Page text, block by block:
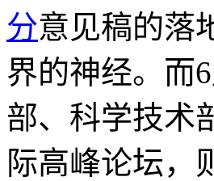
分意见稿的落
界的神经。而
部、科学技术
际高峰论坛，